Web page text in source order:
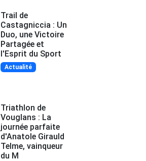
Trail de
Castagniccia : Un
Duo, une Victoire
Partagée et
l'Esprit du Sport
Actualité
Triathlon de
Vouglans : La
journée parfaite
d'Anatole Girauld
Telme, vainqueur
du M